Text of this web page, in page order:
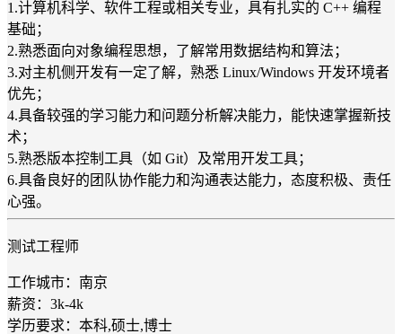
1.计算机科学、软件工程或相关专业，具有扎实的 C++ 编程
基础；
2.熟悉面向对象编程思想，了解常用数据结构和算法；
3.对主机侧开发有一定了解，熟悉 Linux/Windows 开发环境者
优先；
4.具备较强的学习能力和问题分析解决能力，能快速掌握新技
术；
5.熟悉版本控制工具（如 Git）及常用开发工具；
6.具备良好的团队协作能力和沟通表达能力，态度积极、责任
心强。
测试工程师
工作城市：南京
薪资：3k-4k
学历要求：本科,硕士,博士